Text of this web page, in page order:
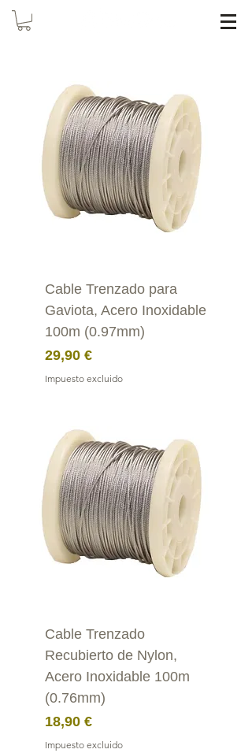
Cable Trenzado para
Gaviota, Acero Inoxidable
100m (0.97mm)
Precio
29,90 €
Impuesto excluido
Cable Trenzado
Recubierto de Nylon,
Acero Inoxidable 100m
(0.76mm)
Precio
18,90 €
Impuesto excluido